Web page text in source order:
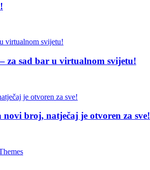
za sad bar u virtualnom svijetu!
broj, natječaj je otvoren za sve!